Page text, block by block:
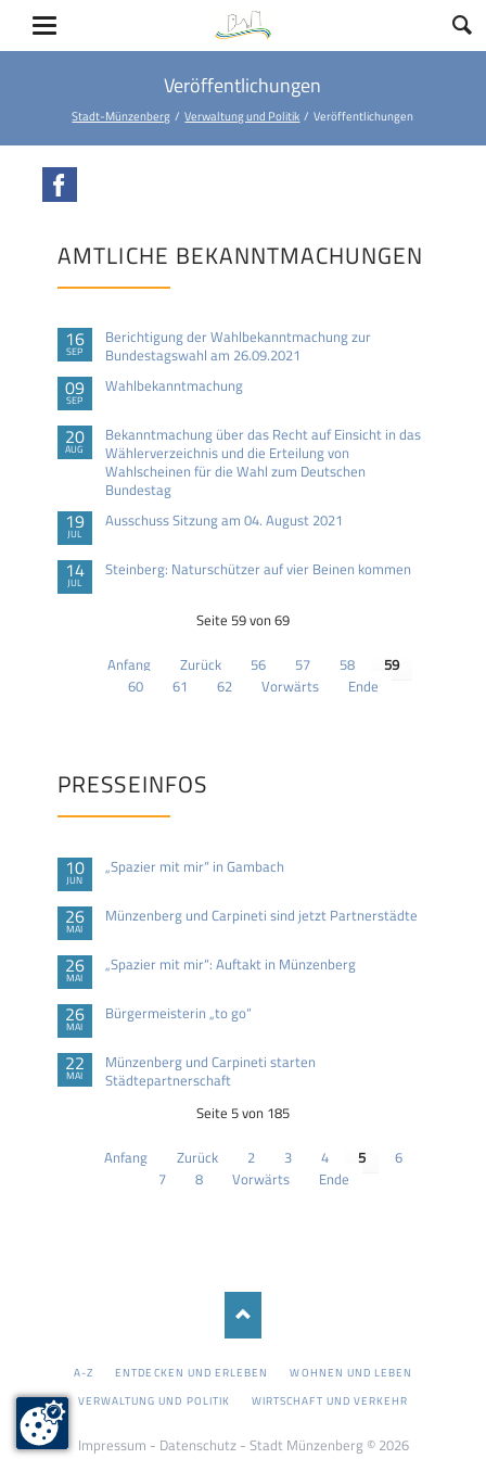
Veröffentlichungen
Stadt-Münzenberg Verwaltung und Politik Veröffentlichungen
AMTLICHE BEKANNTMACHUNGEN
16
SEP
Berichtigung der Wahlbekanntmachung zur
Bundestagswahl am 26.09.2021
09
SEP
Wahlbekanntmachung
20
AUG
Bekanntmachung über das Recht auf Einsicht in das
Wählerverzeichnis und die Erteilung von
Wahlscheinen für die Wahl zum Deutschen
Bundestag
19
JUL
Ausschuss Sitzung am 04. August 2021
14
JUL
Steinberg: Naturschützer auf vier Beinen kommen
Seite 59 von 69
Anfang Zurück 56 57 58
59
60
61 62 Vorwärts Ende
PRESSEINFOS
10
JUN
„Spazier mit mir“ in Gambach
26
MAI
Münzenberg und Carpineti sind jetzt Partnerstädte
26
MAI
„Spazier mit mir“: Auftakt in Münzenberg
26
MAI
Bürgermeisterin „to go“
22
MAI
Münzenberg und Carpineti starten
Städtepartnerschaft
Seite 5 von 185
Anfang Zurück 2 3 4 5
6
7
8 Vorwärts Ende
NAVIGATION
A-Z ENTDECKEN UND ERLEBEN
WOHNEN UND LEBEN
VERWALTUNG UND POLITIK
WIRTSCHAFT UND VERKEHR
Impressum - Datenschutz- Stadt Münzenberg © 2026